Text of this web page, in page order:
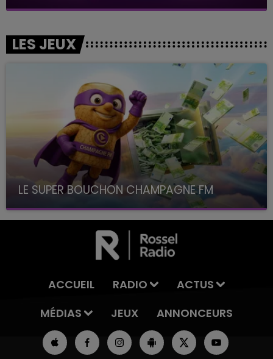
LES JEUX
LE SUPER BOUCHON CHAMPAGNE FM
avec La Famille Champagne FM, à 8H10
ACCUEIL RADIO
ACTUS
MÉDIAS
JEUX ANNONCEURS